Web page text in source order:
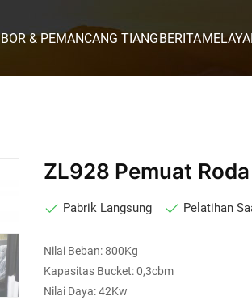
BOR & PEMANCANG TIANGBERITA
ZL928 Pemuat Roda
Pabrik Langsung Pelatihan
Nilai Beban: 800Kg
Kapasitas Bucket: 0,3cbm
Nilai Daya: 42Kw